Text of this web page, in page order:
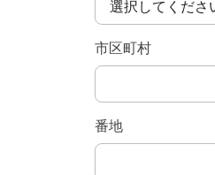
市区町村
番地